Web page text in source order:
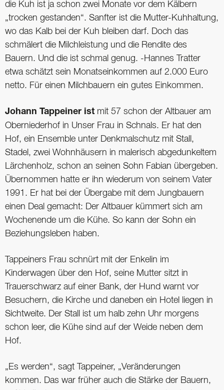
die Kuh ist ja schon zwei Monate vor dem Kälbern
„trocken gestanden“. Sanfter ist die Mutter-Kuhhaltung,
wo das Kalb bei der Kuh bleiben darf. Doch das
schmälert die Milchleistung und die Rendite des
Bauern. Und die ist schmal genug. -Hannes Tratter
etwa schätzt sein Monatseinkommen auf 2.000 Euro
netto. Für einen Milchbauern ein gutes Einkommen.
Johann Tappeiner ist mit 57 schon der Altbauer am
Oberniederhof in Unser Frau in Schnals. Er hat den
Hof, ein Ensemble unter Denkmalschutz mit Stall,
Stadel, zwei Wohnhäusern in malerisch abgedunkeltem
Lärchenholz, schon an seinen Sohn Fabian übergeben.
Übernommen hatte er ihn wiederum von seinem Vater
1991. Er hat bei der Übergabe mit dem Jungbauern
einen Deal gemacht: Der Altbauer kümmert sich am
Wochenende um die Kühe. So kann der Sohn ein
Beziehungsleben haben.
Tappeiners Frau schnürt mit der Enkelin im
Kinderwagen über den Hof, seine Mutter sitzt in
Trauerschwarz auf einer Bank, der Hund warnt vor
Besuchern, die Kirche und daneben ein Hotel liegen in
Sichtweite. Der Stall ist um halb zehn Uhr morgens
schon leer, die Kühe sind auf der Weide neben dem
Hof.
„Es werden“, sagt Tappeiner, „Veränderungen
kommen. Das war früher auch die Stärke der Bauern,